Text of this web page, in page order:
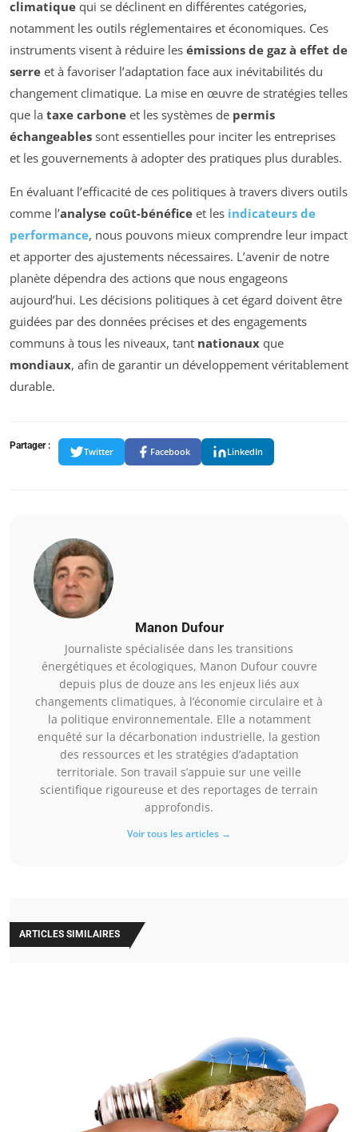
climatique qui se déclinent en différentes catégories,
notamment les outils réglementaires et économiques. Ces
instruments visent à réduire les émissions de gaz à effet de
serre et à favoriser l’adaptation face aux inévitabilités du
changement climatique. La mise en œuvre de stratégies telles
que la taxe carbone et les systèmes de permis
échangeables sont essentielles pour inciter les entreprises
et les gouvernements à adopter des pratiques plus durables.
En évaluant l’efficacité de ces politiques à travers divers outils
comme l’analyse coût-bénéfice et les indicateurs de
performance, nous pouvons mieux comprendre leur impact
et apporter des ajustements nécessaires. L’avenir de notre
planète dépendra des actions que nous engageons
aujourd’hui. Les décisions politiques à cet égard doivent être
guidées par des données précises et des engagements
communs à tous les niveaux, tant nationaux que
mondiaux, afin de garantir un développement véritablement
durable.
Partager :
Twitter Facebook LinkedIn
Manon Dufour
Journaliste spécialisée dans les transitions
énergétiques et écologiques, Manon Dufour couvre
depuis plus de douze ans les enjeux liés aux
changements climatiques, à l’économie circulaire et à
la politique environnementale. Elle a notamment
enquêté sur la décarbonation industrielle, la gestion
des ressources et les stratégies d’adaptation
territoriale. Son travail s’appuie sur une veille
scientifique rigoureuse et des reportages de terrain
approfondis.
Voir tous les articles →
ARTICLES SIMILAIRES